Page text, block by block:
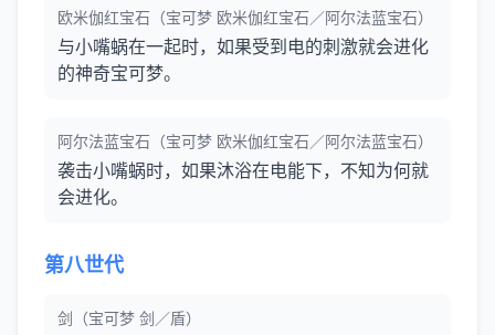
欧米伽红宝石（宝可梦 欧米伽红宝石／阿尔法蓝宝石）
与小嘴蜗在一起时，如果受到电的刺激就会进化
的神奇宝可梦。
阿尔法蓝宝石（宝可梦 欧米伽红宝石／阿尔法蓝宝石）
袭击小嘴蜗时，如果沐浴在电能下，不知为何就
会进化。
第八世代
剑（宝可梦 剑／盾）